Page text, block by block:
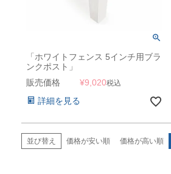
「ホワイトフェンス 5インチ用ブラ
ンクポスト」
販売価格
¥9,020税込
詳細を見る
並び替え 価格が安い順 価格が高い順